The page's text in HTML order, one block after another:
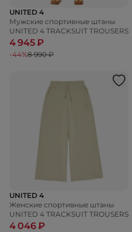
UNITED 4
Мужские спортивные штаны
UNITED 4 TRACKSUIT TROUSERS
4 945 ₽
-44%8 990 ₽
UNITED 4
Женские спортивные штаны
UNITED 4 TRACKSUIT TROUSERS
4 046 ₽